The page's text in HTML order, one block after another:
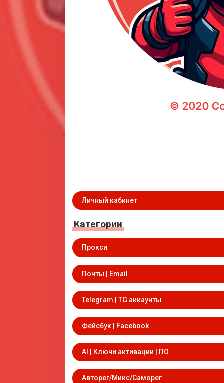
Личный кабинет
Категории
Прокси
Почты | Email
Telegram | TG аккаунты
Фейсбук | Facebook
AI | Ключи активации | ПО
Авторег/Микс/Саморег